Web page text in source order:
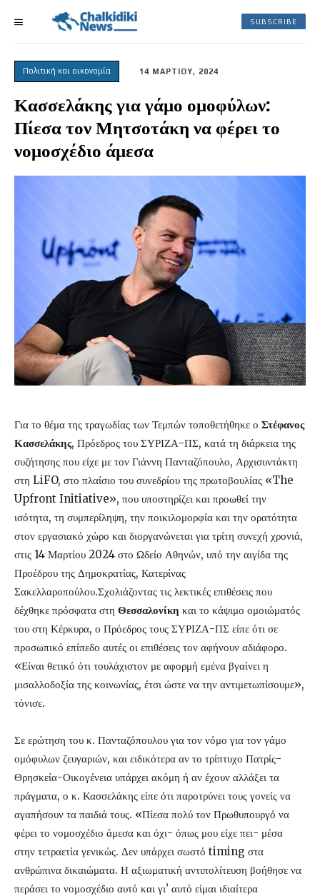
SUBSCRIBE
Πολιτική και οικονομία 14 ΜΑΡΤΙΟΥ, 2024
Κασσελάκης για γάμο ομοφύλων:
Πίεσα τον Μητσοτάκη να φέρει το
νομοσχέδιο άμεσα
Για το θέμα της τραγωδίας των Τεμπών τοποθετήθηκε ο Στέφανος
Κασσελάκης, Πρόεδρος του ΣΥΡΙΖΑ-ΠΣ, κατά τη διάρκεια της
συζήτησης που είχε με τον Γιάννη Πανταζόπουλο, Αρχισυντάκτη
στη LiFO, στο πλαίσιο του συνεδρίου της πρωτοβουλίας «The
Upfront Initiative», που υποστηρίζει και προωθεί την
ισότητα, τη συμπερίληψη, την ποικιλομορφία και την ορατότητα
στον εργασιακό χώρο και διοργανώνεται για τρίτη συνεχή χρονιά,
στις 14 Μαρτίου 2024 στο Ωδείο Αθηνών, υπό την αιγίδα της
Προέδρου της Δημοκρατίας, Κατερίνας
Σακελλαροπούλου.Σχολιάζοντας τις λεκτικές επιθέσεις που
δέχθηκε πρόσφατα στη Θεσσαλονίκη και το κάψιμο ομοιώματός
του στη Κέρκυρα, ο Πρόεδρος τους ΣΥΡΙΖΑ-ΠΣ είπε ότι σε
προσωπικό επίπεδο αυτές οι επιθέσεις τον αφήνουν αδιάφορο.
«Είναι θετικό ότι τουλάχιστον με αφορμή εμένα βγαίνει η
μισαλλοδοξία της κοινωνίας, έτσι ώστε να την αντιμετωπίσουμε»,
τόνισε.
Σε ερώτηση του κ. Πανταζόπουλου για τον νόμο για τον γάμο
ομόφυλων ζευγαριών, και ειδικότερα αν το τρίπτυχο Πατρίς-
Θρησκεία-Οικογένεια υπάρχει ακόμη ή αν έχουν αλλάξει τα
πράγματα, ο κ. Κασσελάκης είπε ότι παροτρύνει τους γονείς να
αγαπήσουν τα παιδιά τους. «Πίεσα πολύ τον Πρωθυπουργό να
φέρει το νομοσχέδιο άμεσα και όχι- όπως μου είχε πει- μέσα
στην τετραετία γενικώς. Δεν υπάρχει σωστό timing στα
ανθρώπινα δικαιώματα. Η αξιωματική αντιπολίτευση βοήθησε να
περάσει το νομοσχέδιο αυτό και γι’ αυτό είμαι ιδιαίτερα